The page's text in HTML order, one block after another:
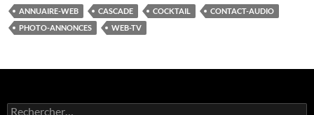
ANNUAIRE-WEB CASCADE COCKTAIL
CONTACT-AUDIO
PHOTO-ANNONCES
WEB-TV
Rechercher :